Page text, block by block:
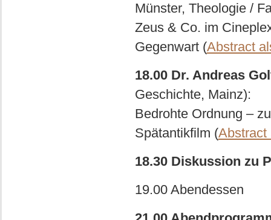
Münster, Theologie /
Zeus & Co. im
Gegenwart (Abstract
18.00 Dr. Andreas
Geschichte, Mainz):
Bedrohte Ordnung –
Spätantikfilm (Abstract
18.30 Diskussion zu
19.00 Abendessen